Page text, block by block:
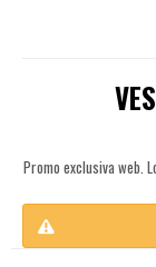
Promo exclusiva web.